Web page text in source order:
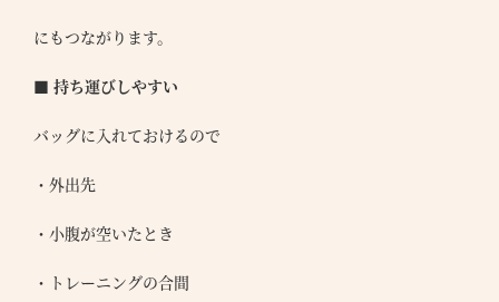
にもつながります。
■ 持ち運びしやすい
バッグに入れておけるので
・外出先
・小腹が空いたとき
・トレーニングの合間